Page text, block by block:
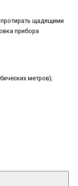
протирать щадящими
прибора
метров);